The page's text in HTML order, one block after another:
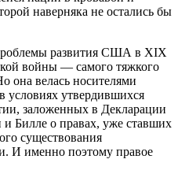
наверняка не остались бы
развития США в XIX
войны — самого тяжкого
она велась носителями
условиях утвердившихся
заложенных в Декларации
Билле о правах, уже ставших
существования
И именно поэтому правое